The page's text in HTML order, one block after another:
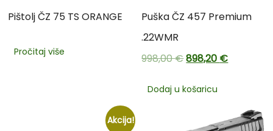
Pištolj ČZ 75 TS ORANGE
Pročitaj više
Puška ČZ 457 Premium
.22WMR
998,00€898,20 €
Dodaj u košaricu
Akcija!